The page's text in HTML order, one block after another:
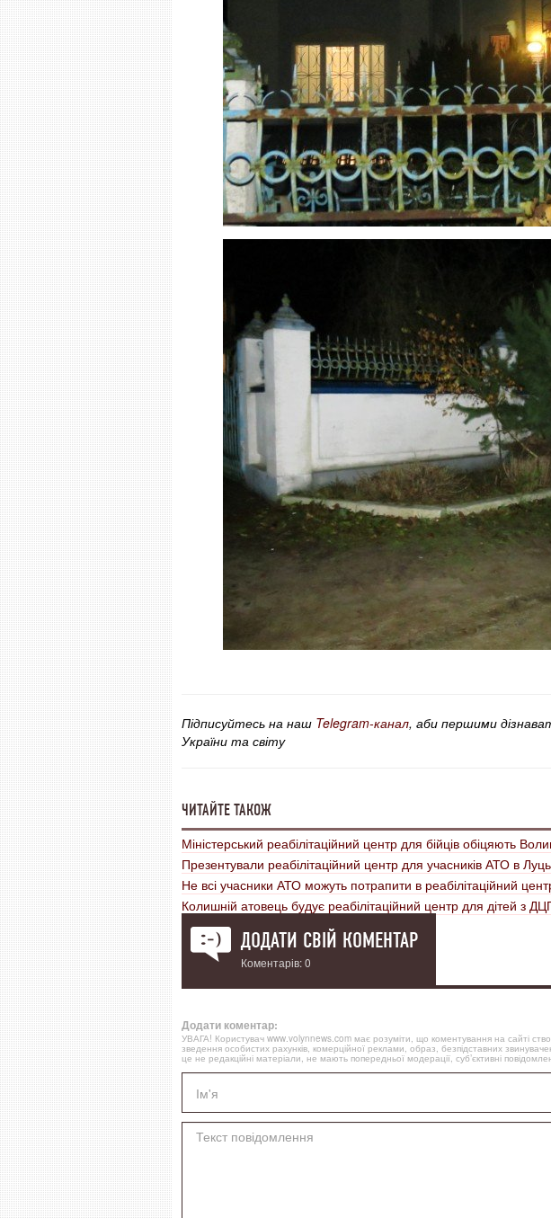
Підписуйтесь на наш Telegram-канал, аби першими
України та світу
ЧИТАЙТЕ ТАКОЖ
Міністерський реабілітаційний центр для бійців обіцяють
Презентували реабілітаційний центр для учасників АТО в
Не всі учасники АТО можуть потрапити в реабілітаційний
Колишній атовець будує реабілітаційний центр для дітей з
ДОДАТИ СВІЙ КОМЕНТАР
Коментарів: 0
Додати коментар:
УВАГА! Користувач www.volynnews.com має розуміти, що коментування на сайті
зведення особистих рахунків, комерційної реклами, образ, безпідставних
це не редакційні матеріали, не мають попередньої модерації, суб’єктивні